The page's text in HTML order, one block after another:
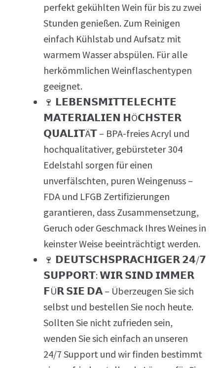
perfekt gekühlten Wein für bis zu zwei
Stunden genießen. Zum Reinigen
einfach Kühlstab und Aufsatz mit
warmem Wasser abspülen. Für alle
herkömmlichen Weinflaschentypen
geeignet.
🍷 𝗟𝗘𝗕𝗘𝗡𝗦𝗠𝗜𝗧𝗧𝗘𝗟𝗘𝗖𝗛𝗧𝗘
𝗠𝗔𝗧𝗘𝗥𝗜𝗔𝗟𝗜𝗘𝗡 𝗛Ö𝗖𝗛𝗦𝗧𝗘𝗥
𝗤𝗨𝗔𝗟𝗜𝗧Ä𝗧 – BPA-freies Acryl und
hochqualitativer, gebürsteter 304
Edelstahl sorgen für einen
unverfälschten, puren Weingenuss –
FDA und LFGB Zertifizierungen
garantieren, dass Zusammensetzung,
Geruch oder Geschmack Ihres Weines in
keinster Weise beeinträchtigt werden.
🍷 𝗗𝗘𝗨𝗧𝗦𝗖𝗛𝗦𝗣𝗥𝗔𝗖𝗛𝗜𝗚𝗘𝗥 𝟮𝟰/𝟳
𝗦𝗨𝗣𝗣𝗢𝗥𝗧: 𝗪𝗜𝗥 𝗦𝗜𝗡𝗗 𝗜𝗠𝗠𝗘𝗥
𝗙Ü𝗥 𝗦𝗜𝗘 𝗗𝗔 – Überzeugen Sie sich
selbst und bestellen Sie noch heute.
Sollten Sie nicht zufrieden sein,
wenden Sie sich einfach an unseren
24/7 Support und wir finden bestimmt